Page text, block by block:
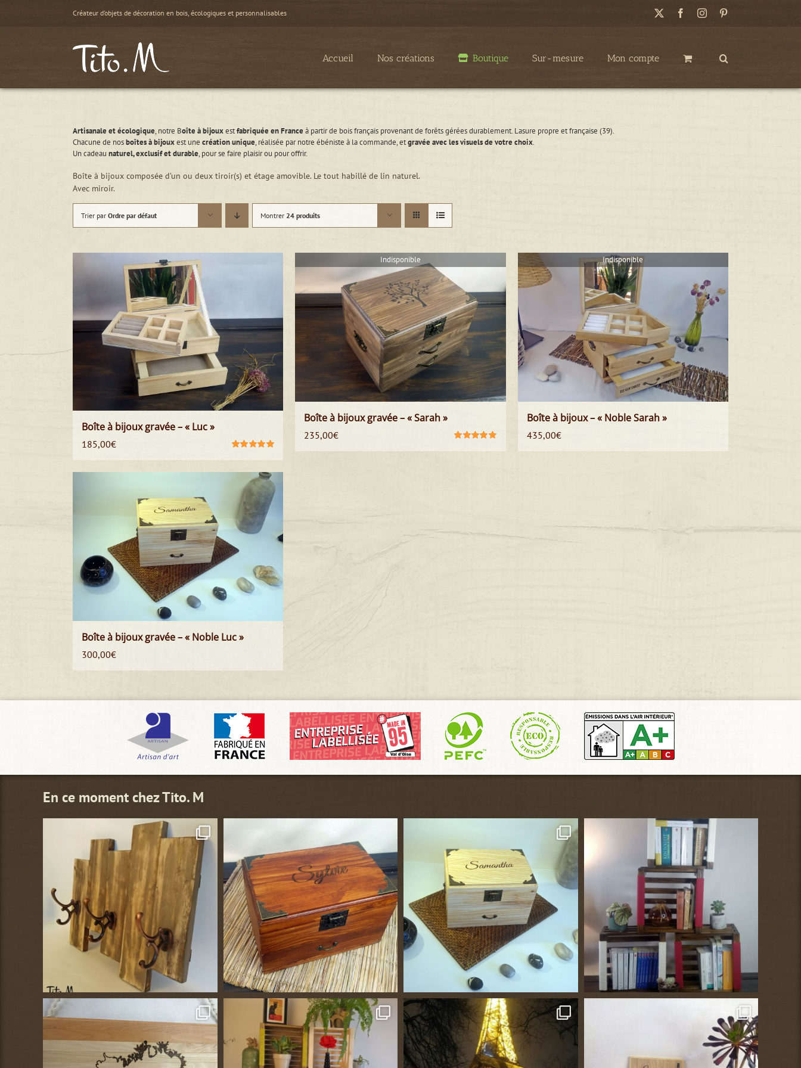
Créateur d’objets de décoration en bois, écologiques et personnalisables FacebookInstagram
Accueil Nos créations Boutique Sur-mesure Mon compte
Artisanale et écologique, notre Boîte à bijouxestfabriquée en Franceà partir de bois français provenant de forêts gérées durablement. Lasure propre et française (39).
Chacune de nosboîtes à bijouxest une création unique, réalisée par notre ébéniste à la commande, etgravée avec les visuels de votre choix.
Un cadeau naturel, exclusif et durable, pour se faire plaisir ou pour offrir.
Boîte à bijoux composée d’un ou deux tiroir(s) et étage amovible. Le tout habillé de lin naturel.
Avec miroir.
Trier par Ordre par défaut Montrer 24 produits
Boîte à bijoux gravée – « Luc »
185,00€
Indisponible
Boîte à bijoux gravée – « Sarah »
235,00€
Indisponible
Boîte à bijoux – « Noble Sarah »
435,00€
Boîte à bijoux gravée – « Noble Luc »
300,00€
En ce moment chez Tito. M